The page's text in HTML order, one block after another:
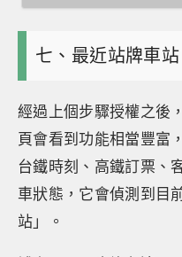
七、最近站牌車站
經過上個步驟授權之後
頁會看到功能相當豐富
台鐵時刻、高鐵訂票、
車狀態，它會偵測到目
站」。